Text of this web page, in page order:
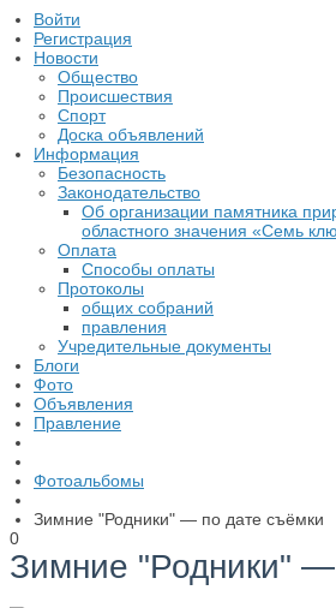
Войти
Регистрация
Новости
Общество
Происшествия
Спорт
Доска объявлений
Информация
Безопасность
Законодательство
Об организации памятника
областного значения «Семь
Оплата
Способы оплаты
Протоколы
общих собраний
правления
Учредительные документы
Блоги
Фото
Объявления
Правление
Фотоальбомы
Зимние "Родники" — по дате съёмки
0
Зимние "Родники"